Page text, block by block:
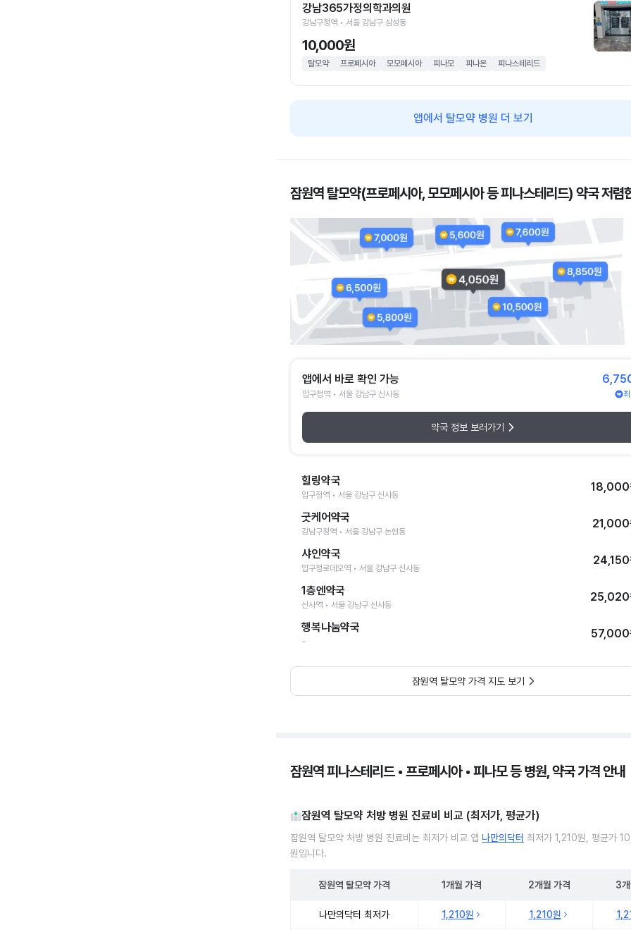
강남365가정의학과의원
강남구청역 • 서울 강남구 삼성동
10,000원
탈모약 프로페시아 모모페시아 피나모 피나온 피나스테리드
앱에서 탈모약 병원 더 보기
잠원역 탈모약(프로페시아, 모모페시아 등 피나스테리드) 약국 저렴
앱에서 바로 확인 가능
압구정역 • 서울 강남구 신사동
약국 정보 보러가기
힐링약국
압구정역 • 서울 강남구 신사동
18,000
굿케어약국
강남구청역 • 서울 강남구 논현동
21,000
샤인약국
압구정로데오역 • 서울 강남구 신사동
24,150
1층엔약국
신사역 • 서울 강남구 신사동
25,020
행복나눔약국
-
57,000
잠원역 탈모약 가격 지도 보기
잠원역 피나스테리드 • 프로페시아 • 피나모 등 병원, 약국 가격 안내
잠원역 탈모약 처방 병원 진료비 비교 (최저가, 평균가)
잠원역 탈모약 처방 병원 진료비는 최저가 비교 앱 나만의닥터 최저가 1,210원, 평균가
원입니다.
잠원역 탈모약가격 1개월 가격 2개월 가격 3
나만의닥터 최저가 1,210원 1,210원